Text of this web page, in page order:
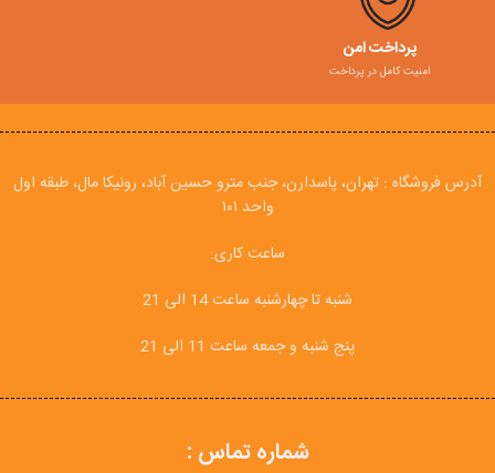
پرداخت امن
امنیت کامل در پرداخت
آدرس فروشگاه : تهران، پاسدارن، جنب مترو حسین آباد، رونیکا مال، طبقه اول
واحد ۱۰۱
ساعت کاری:
شنبه تا چهارشنبه ساعت 14 الی 21
پنج شنبه و جمعه ساعت 11 الی 21
شماره تماس :